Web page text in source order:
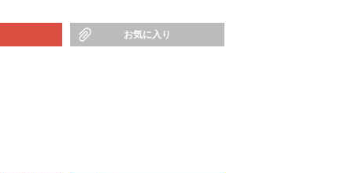
お気に入り